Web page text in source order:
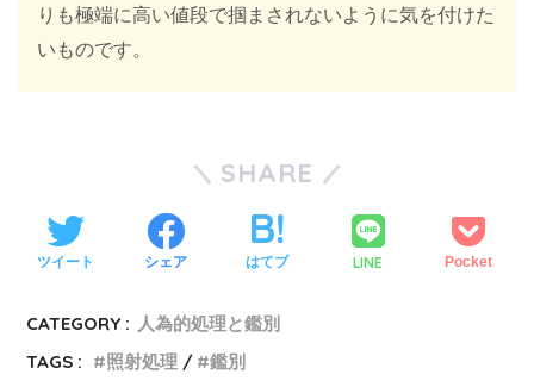
りも極端に高い値段で掴まされないように気を付けた
いものです。
SHARE
ツイート シェア はてブ LINE Pocket
CATEGORY : 人為的処理と鑑別
TAGS :
照射処理 鑑別